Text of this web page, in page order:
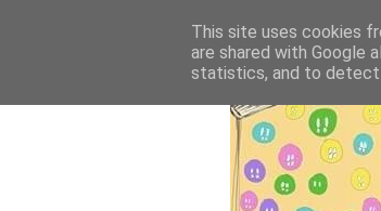
This site uses cookies
are shared with Google
statistics, and to detect